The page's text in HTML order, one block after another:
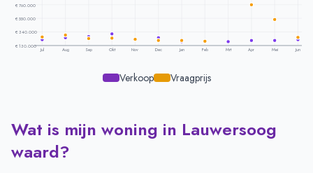
€ 760.000
€ 550.000
€ 340.000
€ 130.000
Jul Aug Sep Okt Nov Dec Jan Feb Mrt Apr Mei Jun
Verkoop Vraagprijs
Prijsontwikkeling per maand -Lauwersoog
Maand
Vraagprijs
Verkoopprijs
Juli
Wat is mijn woning in Lauwersoog
waard?